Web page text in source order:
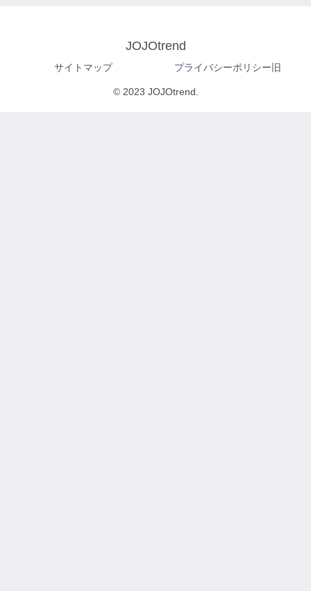
JOJOtrend
サイトマップ プライバシーポリシー旧
© 2023 JOJOtrend.